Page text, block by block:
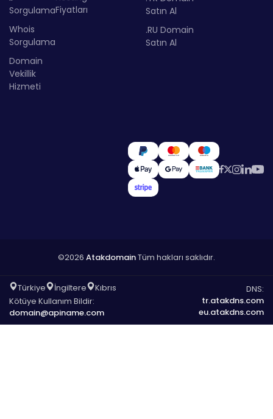
Sorgulama
Whois
Sorgulama
Domain
Vekillik
Hizmeti
Fiyatları
Satın Al
.RU Domain
Satın Al
©2026 AtakdomainTüm hakları saklıdır.
Türkiye İngiltere
Kıbrıs
Kötüye Kullanım Bildir:
domain@apiname.com
DNS:
tr.atakdns.com
eu.atakdns.com